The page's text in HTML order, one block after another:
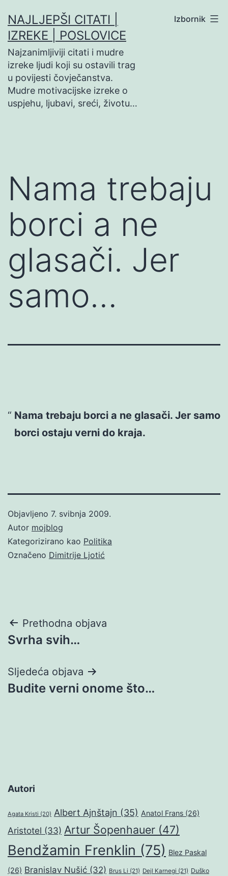
na
sadržaj
NAJLJEPŠI CITATI |
IZREKE | POSLOVICE
Najzanimljiviji citati i mudre
izreke ljudi koji su ostavili trag
u povijesti čovječanstva.
Mudre motivacijske izreke o
uspjehu, ljubavi, sreći, životu…
Izbornik
Nama trebaju
borci a ne
glasači. Jer
samo…
Nama trebaju borci a ne glasači. Jer samo
borci ostaju verni do kraja.
Objavljeno 7. svibnja 2009.
Autor mojblog
Kategorizirano kao Politika
Označeno Dimitrije Ljotić
Navigacija
objava
Prethodna objava
Svrha svih…
Sljedeća objava
Budite verni onome što…
Autori
Agata Kristi (20) Albert Ajnštajn (35) Anatol Frans (26)
Aristotel (33) Artur Šopenhauer (47)
Bendžamin Frenklin (75) Blez Paskal
(26) Branislav Nušić (32) Brus Li (21) Dejl Karnegi (21) Duško